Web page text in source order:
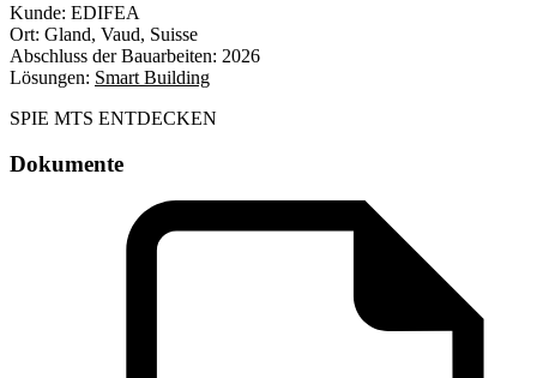
Kunde: EDIFEA
Ort: Gland, Vaud, Suisse
Abschluss der Bauarbeiten: 2026
Lösungen: Smart Building
SPIE MTS ENTDECKEN
Dokumente